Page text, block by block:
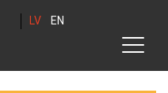
LV EN